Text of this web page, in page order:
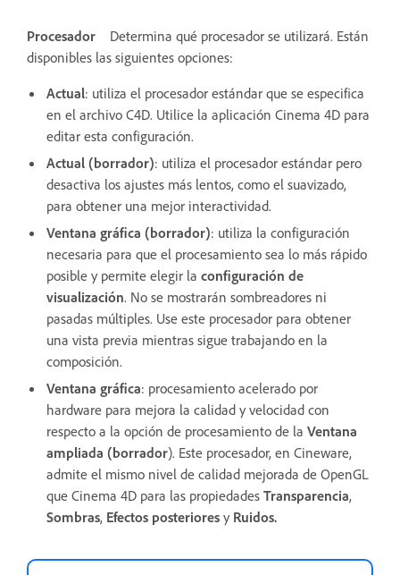
Procesador
Determina qué procesador se utilizará. Están
disponibles las siguientes opciones:
Actual: utiliza el procesador estándar que se especifica
en el archivo C4D. Utilice la aplicación Cinema 4D para
editar esta configuración.
Actual (borrador): utiliza el procesador estándar pero
desactiva los ajustes más lentos, como el suavizado,
para obtener una mejor interactividad.
Ventana gráfica (borrador): utiliza la configuración
necesaria para que el procesamiento sea lo más rápido
posible y permite elegir la configuración de
visualización. No se mostrarán sombreadores ni
pasadas múltiples. Use este procesador para obtener
una vista previa mientras sigue trabajando en la
composición.
Ventana gráfica: procesamiento acelerado por
hardware para mejora la calidad y velocidad con
respecto a la opción de procesamiento de la Ventana
ampliada (borrador). Este procesador, en Cineware,
admite el mismo nivel de calidad mejorada de OpenGL
que Cinema 4D para las propiedades Transparencia,
Sombras, Efectos posteriores y Ruidos.